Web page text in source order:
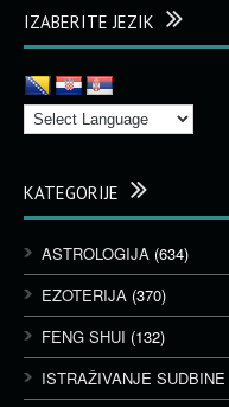
IZABERITE JEZIK
KATEGORIJE
ASTROLOGIJA (634)
EZOTERIJA (370)
FENG SHUI (132)
ISTRAŽIVANJE SUDBINE